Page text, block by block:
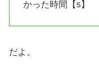
かった時間【s】
だよ。